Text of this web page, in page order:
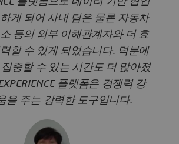
게 되어 사내 팀은 물론 자동차
등의 외부 이해관계자와 더 효
할 수 있게 되었습니다. 덕분에
집중할 수 있는 시간도 더 많아졌
플랫폼은 경쟁력 강
을 주는 강력한 도구입니다.